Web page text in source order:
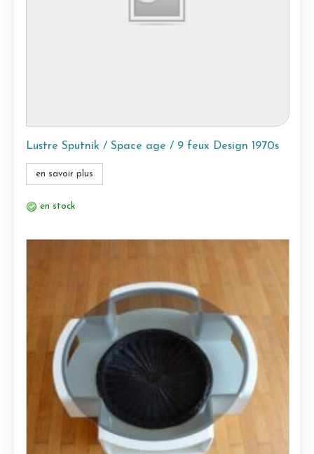
Lustre Sputnik / Space age / 9 feux Design 1970s
en savoir plus
en stock